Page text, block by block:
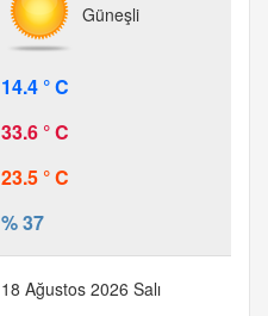
Güneşli
14.4 ° C
33.6 ° C
23.5 ° C
% 37
18 Ağustos 2026 Salı